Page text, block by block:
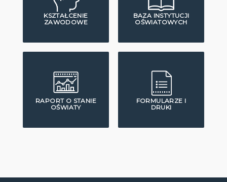
KSZTAŁCENIE
ZAWODOWE
BAZA INSTYTUCJI
OŚWIATOWYCH
RAPORT O STANIE
OŚWIATY
FORMULARZE I
DRUKI